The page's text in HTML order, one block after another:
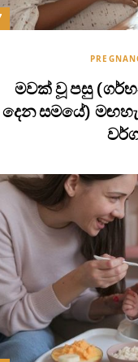
මවක් වූ පසු
දෙන සමයේ)